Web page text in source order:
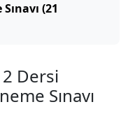
(21
Dersi
Sınavı